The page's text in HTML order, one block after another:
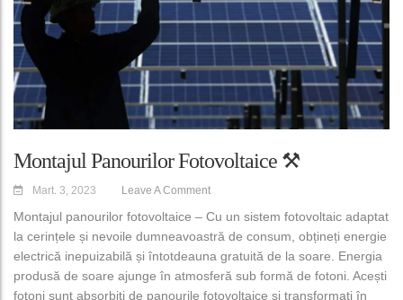
Montajul Panourilor Fotovoltaice ⚒️
Mart. 3, 2023 Leave A Comment
Montajul panourilor fotovoltaice – Cu un sistem fotovoltaic adaptat
la cerințele și nevoile dumneavoastră de consum, obțineți energie
electrică inepuizabilă și întotdeauna gratuită de la soare. Energia
produsă de soare ajunge în atmosferă sub formă de fotoni. Acești
fotoni sunt absorbiți de panourile fotovoltaice și transformați în